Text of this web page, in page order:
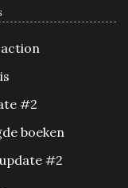
#2
boeken
#2